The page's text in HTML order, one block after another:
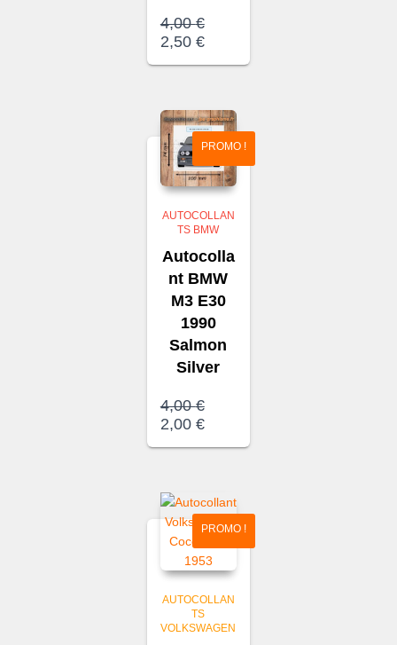
4,00€Le
prix
2,50 €Le
2,50 €.
PROMO !
AUTOCOLLAN
TS BMW
Autocolla
nt BMW
M3 E30
1990
Salmon
Silver
4,00€Le
prix
2,00 €Le
2,00 €.
PROMO !
AUTOCOLLAN
TS
VOLKSWAGEN